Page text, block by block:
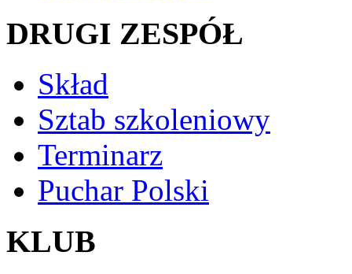
DRUGI ZESPÓŁ
Skład
Sztab szkoleniowy
Terminarz
Puchar Polski
KLUB